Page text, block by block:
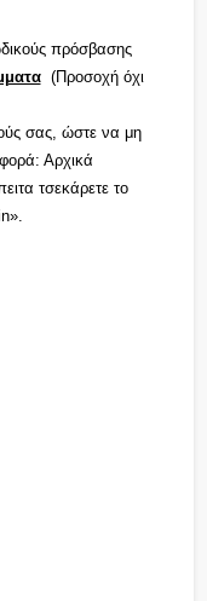
πρόσβασης
(Προσοχή όχι
σας, ώστε να μη
Αρχικά
τσεκάρετε το